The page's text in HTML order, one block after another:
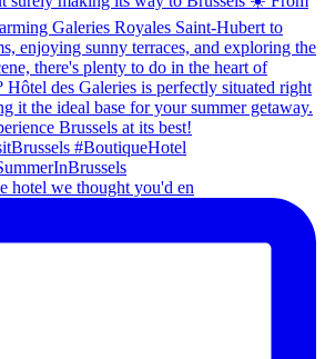
hotel we thought you'd en